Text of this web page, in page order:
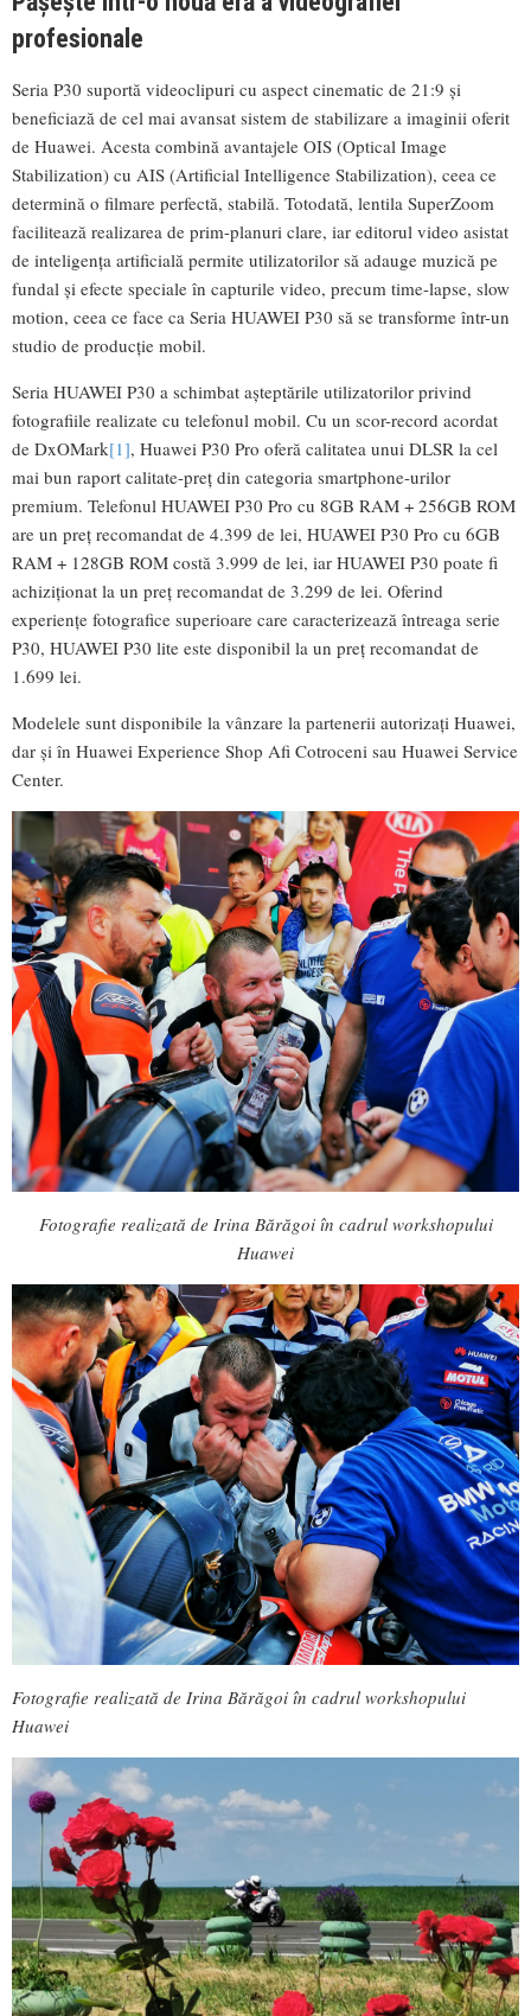
profesionale
Seria P30 suportă videoclipuri cu aspect cinematic de 21:9 și
beneficiază de cel mai avansat sistem de stabilizare a imaginii oferit
de Huawei. Acesta combină avantajele OIS (Optical Image
Stabilization) cu AIS (Artificial Intelligence Stabilization), ceea ce
determină o filmare perfectă, stabilă. Totodată, lentila SuperZoom
facilitează realizarea de prim-planuri clare, iar editorul video asistat
de inteligența artificială permite utilizatorilor să adauge muzică pe
fundal și efecte speciale în capturile video, precum time-lapse, slow
motion, ceea ce face ca Seria HUAWEI P30 să se transforme într-un
studio de producție mobil.
Seria HUAWEI P30 a schimbat așteptările utilizatorilor privind
fotografiile realizate cu telefonul mobil. Cu un scor-record acordat
de DxOMark[1], Huawei P30 Pro oferă calitatea unui DLSR la cel
mai bun raport calitate-preț din categoria smartphone-urilor
premium. Telefonul HUAWEI P30 Pro cu 8GB RAM + 256GB ROM
are un preț recomandat de 4.399 de lei, HUAWEI P30 Pro cu 6GB
RAM + 128GB ROM costă 3.999 de lei, iar HUAWEI P30 poate fi
achiziționat la un preț recomandat de 3.299 de lei. Oferind
experiențe fotografice superioare care caracterizează întreaga serie
P30, HUAWEI P30 lite este disponibil la un preț recomandat de
1.699 lei.
Modelele sunt disponibile la vânzare la partenerii autorizați Huawei,
dar și în Huawei Experience Shop Afi Cotroceni sau Huawei Service
Center.
Fotografie realizată de Irina Bărăgoi în cadrul workshopului
Huawei
Fotografie realizată de Irina Bărăgoi în cadrul workshopului
Huawei